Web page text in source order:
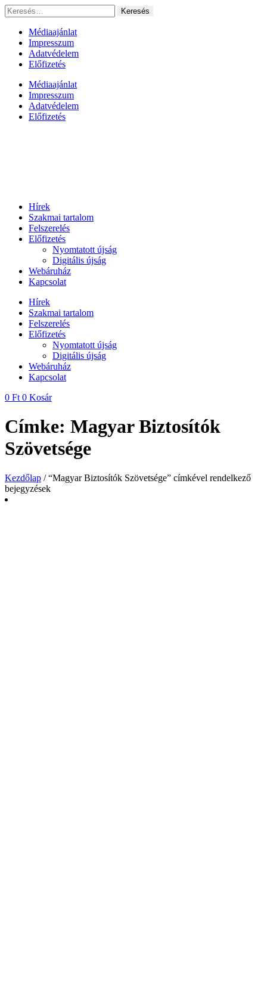
Ugrás
a
tartalomhoz
Keresés:
Médiaajánlat
Impresszum
Adatvédelem
Előfizetés
Médiaajánlat
Impresszum
Adatvédelem
Előfizetés
Hírek
Szakmai tartalom
Felszerelés
Előfizetés
Nyomtatott újság
Digitális újság
Webáruház
Kapcsolat
Hírek
Szakmai tartalom
Felszerelés
Előfizetés
Nyomtatott újság
Digitális újság
Webáruház
Kapcsolat
0 Ft 0 Kosár
Címke: Magyar Biztosítók
Szövetsége
Kezdőlap / “Magyar Biztosítók Szövetsége” címkével rendelkező
bejegyzések